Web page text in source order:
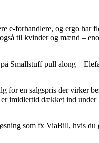
e-forhandlere, og ergo har
til kvinder og mænd –
Smallstuff pull along –
for en salgspris der virker
imidlertid dækket ind under
som fx ViaBill, hvis du